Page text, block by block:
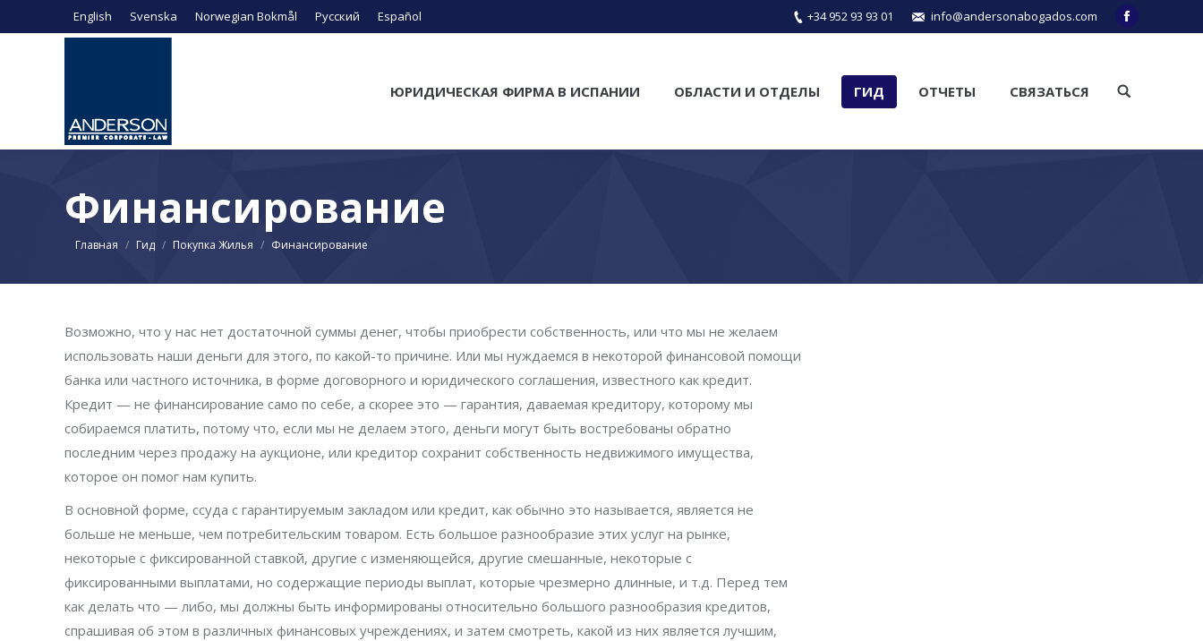
English Svenska Norwegian Bokmål Русский Español +34 952 93 93 01 info@andersonabogados.com Facebook
ЮРИДИЧЕСКАЯ ФИРМА В ИСПАНИИ ОБЛАСТИ И ОТДЕЛЫ ГИД ОТЧЕТЫ СВЯЗАТЬСЯ Поиск:
Финансирование
Вы здесь:
Главная Гид Покупка Жилья Финансирование
Возможно, что у нас нет достаточной суммы денег, чтобы приобрести собственность, или что мы не желаем
использовать наши деньги для этого, по какой-то причине. Или мы нуждаемся в некоторой финансовой помощи
банка или частного источника, в форме договорного и юридического соглашения, известного как кредит.
Кредит — не финансирование само по себе, а скорее это — гарантия, даваемая кредитору, которому мы
собираемся платить, потому что, если мы не делаем этого, деньги могут быть востребованы обратно
последним через продажу на аукционе, или кредитор сохранит собственность недвижимого имущества,
которое он помог нам купить.
В основной форме, ссуда с гарантируемым закладом или кредит, как обычно это называется, является не
больше не меньше, чем потребительским товаром. Есть большое разнообразие этих услуг на рынке,
некоторые с фиксированной ставкой, другие с изменяющейся, другие смешанные, некоторые с
фиксированными выплатами, но содержащие периоды выплат, которые чрезмерно длинные, и т.д. Перед тем
как делать что — либо, мы должны быть информированы относительно большого разнообразия кредитов,
спрашивая об этом в различных финансовых учреждениях, и затем смотреть, какой из них является лучшим,